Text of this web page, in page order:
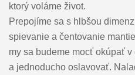
ktorý voláme život.
Prepojíme sa s hlbšou
spievanie a čentovanie
my sa budeme mocť okúpať
a jednoducho oslavovať.